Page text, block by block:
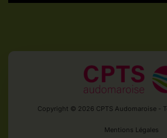
Copyright © 2026 CPTS Audomaroise -
Mentions Légales